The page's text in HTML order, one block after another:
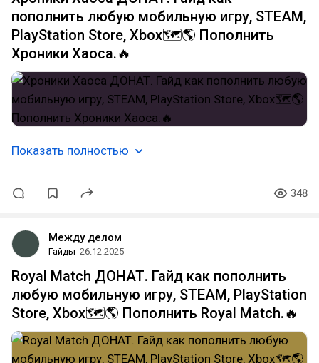
пополнить любую мобильную игру, STEAM,
PlayStation Store, Xbox🗺️🌎 Пополнить
Хроники Хаоса.🔥
Показать полностью
348
Между делом
Гайды 26.12.2025
Royal Match ДОНАТ. Гайд как пополнить
любую мобильную игру, STEAM, PlayStation
Store, Xbox🗺️🌎 Пополнить Royal Match.🔥